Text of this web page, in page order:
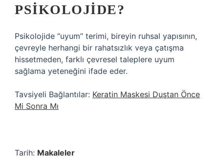
PSIKOLOJIDE?
Psikolojide “uyum” terimi, bireyin ruhsal yapısının,
çevreyle herhangi bir rahatsızlık veya çatışma
hissetmeden, farklı çevresel taleplere uyum
sağlama yeteneğini ifade eder.
Tavsiyeli Bağlantılar: Keratin Maskesi Duştan Önce
Mi Sonra Mı
Tarih: Makaleler